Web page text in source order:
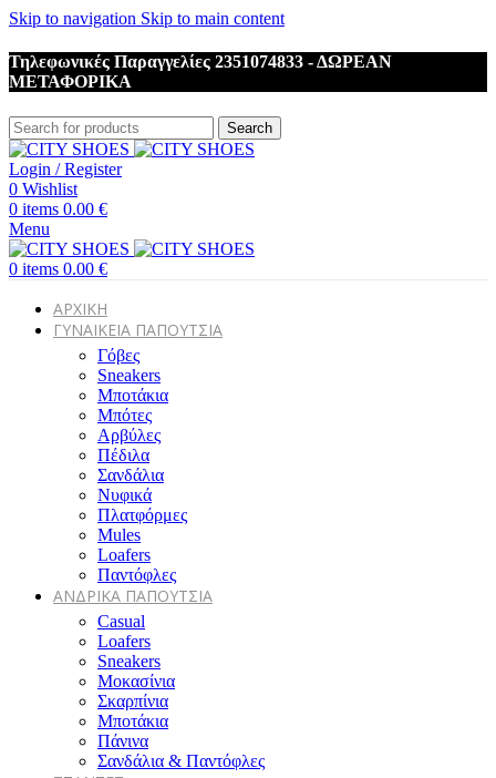
Skip to navigation Skip to main content
Τηλεφωνικές Παραγγελίες 2351074833 - ΔΩΡΕΑΝ
ΜΕΤΑΦΟΡΙΚΑ
Search
Login / Register
0 Wishlist
0 items 0.00 €
Menu
0 items 0.00 €
ΑΡΧΙΚΗ
ΓΥΝΑΙΚΕΙΑ ΠΑΠΟΥΤΣΙΑ
Γόβες
Sneakers
Μποτάκια
Μπότες
Αρβύλες
Πέδιλα
Σανδάλια
Νυφικά
Πλατφόρμες
Mules
Loafers
Παντόφλες
ΑΝΔΡΙΚΑ ΠΑΠΟΥΤΣΙΑ
Casual
Loafers
Sneakers
Μοκασίνια
Σκαρπίνια
Μποτάκια
Πάνινα
Σανδάλια & Παντόφλες